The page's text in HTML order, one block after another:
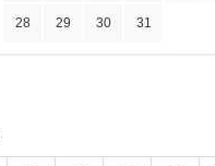
28 29 30 31